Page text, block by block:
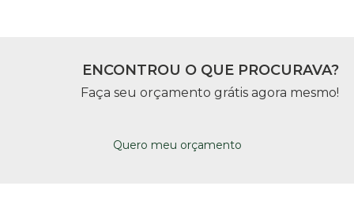
ENCONTROU O QUE PROCURAVA?
Faça seu orçamento grátis agora mesmo!
Quero meu orçamento